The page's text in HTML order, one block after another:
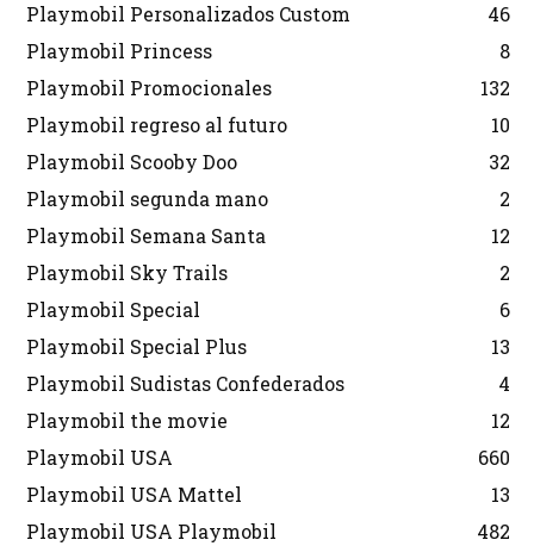
Playmobil Personalizados Custom
46
Playmobil Princess
8
Playmobil Promocionales
132
Playmobil regreso al futuro
10
Playmobil Scooby Doo
32
Playmobil segunda mano
2
Playmobil Semana Santa
12
Playmobil Sky Trails
2
Playmobil Special
6
Playmobil Special Plus
13
Playmobil Sudistas Confederados
4
Playmobil the movie
12
Playmobil USA
660
Playmobil USA Mattel
13
Playmobil USA Playmobil
482